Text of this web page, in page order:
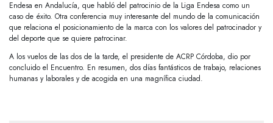
Endesa en Andalucía, que habló del patrocinio de la Liga Endesa como un
caso de éxito. Otra conferencia muy interesante del mundo de la comunicación
que relaciona el posicionamiento de la marca con los valores del patrocinador y
del deporte que se quiere patrocinar.
A los vuelos de las dos de la tarde, el presidente de ACRP Córdoba, dio por
concluido el Encuentro. En resumen, dos días fantásticos de trabajo, relaciones
humanas y laborales y de acogida en una magnífica ciudad.